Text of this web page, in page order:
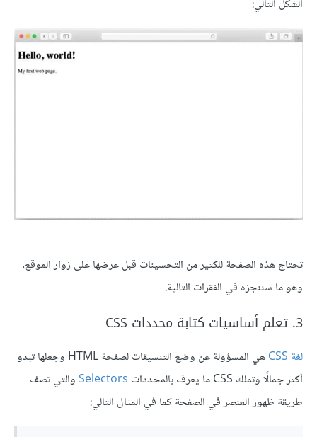
الشكل التالي:
تحتاج هذه الصفحة للكثير من التحسينات قبل عرضها على زوار الموقع،
وهو ما سننجزه في الفقرات التالية.
3. تعلم أساسيات كتابة محددات CSS
لغة CSS
هي المسؤولة عن وضع التنسيقات لصفحة HTML وجعلها تبدو
أكثر جمالًا وتملك CSS ما يعرف بالمحددات
Selectorsوالتي تصف
طريقة ظهور العنصر في الصفحة كما في المثال التالي: